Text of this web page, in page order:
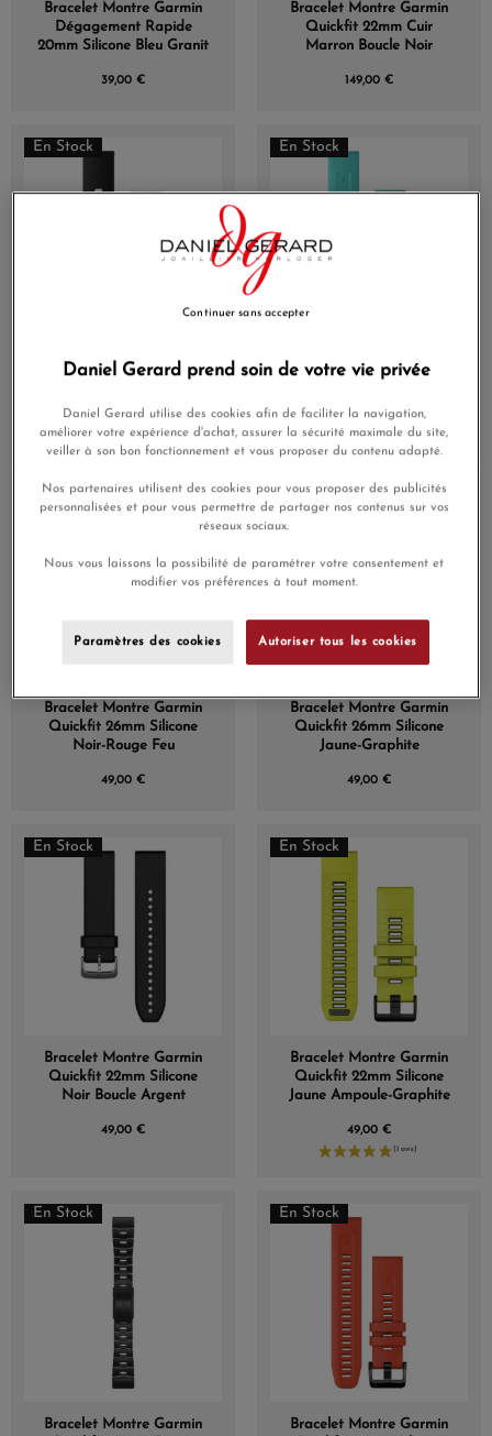
Bracelet Montre Garmin
Dégagement Rapide
20mm Silicone Bleu Granit
39,00 €
Bracelet Montre Garmin
Quickfit 22mm Cuir
Marron Boucle Noir
149,00 €
En Stock
Bracelet Montre Garmin
Release 22mm Cuir noir
59,00 €
En Stock
Quickfit 20mm Silicone
49,00 €
En Stock
Bracelet Montre Garmin
Quickfit 26mm Silicone
Noir-Rouge Feu
49,00 €
En Stock
Bracelet Montre Garmin
Quickfit 26mm Silicone
Jaune-Graphite
49,00 €
En Stock
Bracelet Montre Garmin
Quickfit 22mm Silicone
Noir Boucle Argent
49,00 €
En Stock
Bracelet Montre Garmin
Quickfit 22mm Silicone
Jaune Ampoule-Graphite
49,00 €
En Stock
Bracelet Montre Garmin
En Stock
Bracelet Montre Garmin
Daniel Gerard prend soin de votre vie privée
Daniel Gerard utilise des cookies afin de faciliter la navigation,
améliorer votre expérience d'achat, assurer la sécurité maximale du site,
veiller à son bon fonctionnement et vous proposer du contenu adapté.
Nos partenaires utilisent des cookies pour vous proposer des publicités
personnalisées et pour vous permettre de partager nos contenus sur vos
réseaux sociaux.
Nous vous laissons la possibilité de paramétrer votre consentement et
modifier vos préférences à tout moment.
Paramètres des cookies Autoriser tous les cookies
Continuer sans accepter